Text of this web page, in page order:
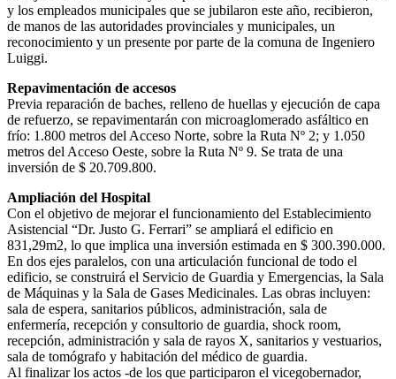
y los empleados municipales que se jubilaron este año, recibieron,
de manos de las autoridades provinciales y municipales, un
reconocimiento y un presente por parte de la comuna de Ingeniero
Luiggi.
Repavimentación de accesos
Previa reparación de baches, relleno de huellas y ejecución de capa
de refuerzo, se repavimentarán con microaglomerado asfáltico en
frío: 1.800 metros del Acceso Norte, sobre la Ruta Nº 2; y 1.050
metros del Acceso Oeste, sobre la Ruta Nº 9. Se trata de una
inversión de $ 20.709.800.
Ampliación del Hospital
Con el objetivo de mejorar el funcionamiento del Establecimiento
Asistencial “Dr. Justo G. Ferrari” se ampliará el edificio en
831,29m2, lo que implica una inversión estimada en $ 300.390.000.
En dos ejes paralelos, con una articulación funcional de todo el
edificio, se construirá el Servicio de Guardia y Emergencias, la Sala
de Máquinas y la Sala de Gases Medicinales. Las obras incluyen:
sala de espera, sanitarios públicos, administración, sala de
enfermería, recepción y consultorio de guardia, shock room,
recepción, administración y sala de rayos X, sanitarios y vestuarios,
sala de tomógrafo y habitación del médico de guardia.
Al finalizar los actos -de los que participaron el vicegobernador,